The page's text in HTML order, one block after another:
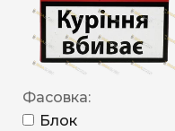
Фасовка:
Блок